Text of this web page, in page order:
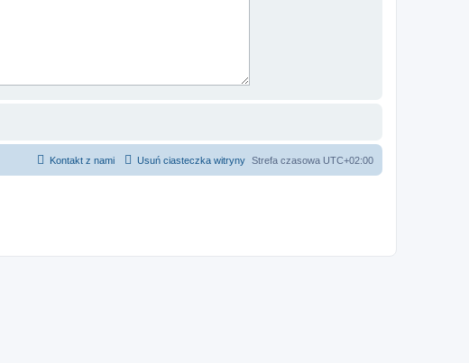
Strefa czasowa UTC+02:00
Usuń ciasteczka witryny
Kontakt z nami